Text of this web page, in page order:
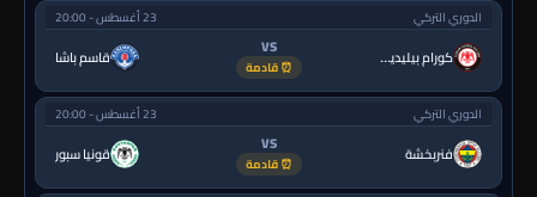
الدوري التركي 23 أغسطس - 20:00
كورام بيليديسبور VS
⏰ قادمة قاسم باشا
الدوري التركي 23 أغسطس - 20:00
فنربخشة VS
⏰ قادمة قونيا سبور